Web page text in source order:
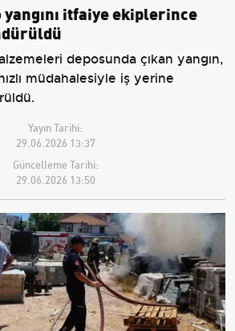
itfaiye ekiplerince
deposunda çıkan yangın,
müdahalesiyle iş yerine
Yayın Tarihi:
29.06.2026 13:37
Güncelleme Tarihi:
29.06.2026 13:50